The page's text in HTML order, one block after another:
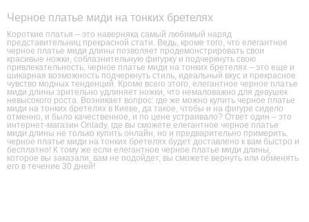
Черное платье миди на тонких бретелях
Короткие платья – это наверняка самый любимый наряд
представительниц прекрасной стати. Ведь, кроме того, что елегантное
черное платье миди длины позволяет продемонстрировать свои
красивые ножки, соблазнительную фигурку и подчеркнуть свою
привлекательность, черное платье миди на тонких бретелях – это еще и
шикарная возможность подчеркнуть стиль, идеальный вкус и прекрасное
чувство модных тенденций. Кроме всего этого, елегантное черное платье
миди длины зрительно удлиняет ножки, что немаловажно для девушек
невысокого роста. Возникает вопрос: где же можно купить черное платье
миди на тонких бретелях в Киеве, да такое, чтобы и на фигуре сидело
отменно, и было качественное, и по цене устраивало? Ответ один – это
интернет-магазин Onlady, где вы сможете елегантное черное платье
миди длины не только купить онлайн, но и предварительно примерить.
черное платье миди на тонких бретелях будет доставлено к вам быстро и
бесплатно! К тому же если елегантное черное платье миди длины,
которое вы заказали, вам не подойдет, вы сможете вернуть или обменять
его в течение 30 дней!